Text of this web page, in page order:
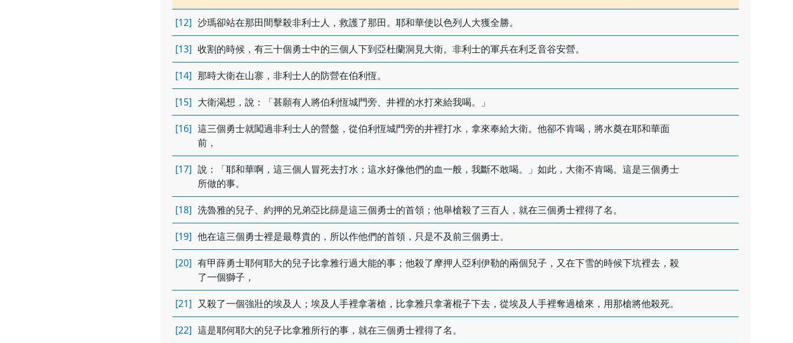
[12] 沙瑪卻站在那田間擊殺非利士人，救護了那田。耶和華使以色列人大獲全勝。
[13] 收割的時候，有三十個勇士中的三個人下到亞杜蘭洞見大衛。非利士的軍兵在利乏音谷安營。
[14] 那時大衛在山寨，非利士人的防營在伯利恆。
[15] 大衛渴想，說：「甚願有人將伯利恆城門旁、井裡的水打來給我喝。」
[16] 這三個勇士就闖過非利士人的營盤，從伯利恆城門旁的井裡打水，拿來奉給大衛。他卻不肯喝，將水奠在耶和華面
前，
[17] 說：「耶和華啊，這三個人冒死去打水；這水好像他們的血一般，我斷不敢喝。」如此，大衛不肯喝。這是三個勇士
所做的事。
[18] 洗魯雅的兒子、約押的兄弟亞比篩是這三個勇士的首領；他舉槍殺了三百人，就在三個勇士裡得了名。
[19] 他在這三個勇士裡是最尊貴的，所以作他們的首領，只是不及前三個勇士。
[20] 有甲薛勇士耶何耶大的兒子比拿雅行過大能的事；他殺了摩押人亞利伊勒的兩個兒子，又在下雪的時候下坑裡去，殺
了一個獅子，
[21] 又殺了一個強壯的埃及人；埃及人手裡拿著槍，比拿雅只拿著棍子下去，從埃及人手裡奪過槍來，用那槍將他殺死。
[22] 這是耶何耶大的兒子比拿雅所行的事，就在三個勇士裡得了名。